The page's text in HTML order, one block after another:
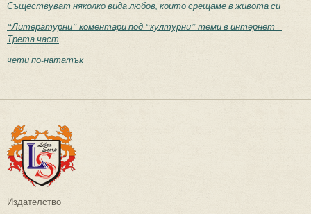
Съществуват няколко вида любов, които срещаме в живота си
“Литературни” коментари под “културни” теми в интернет –
Трета част
чети по-нататък
Издателство